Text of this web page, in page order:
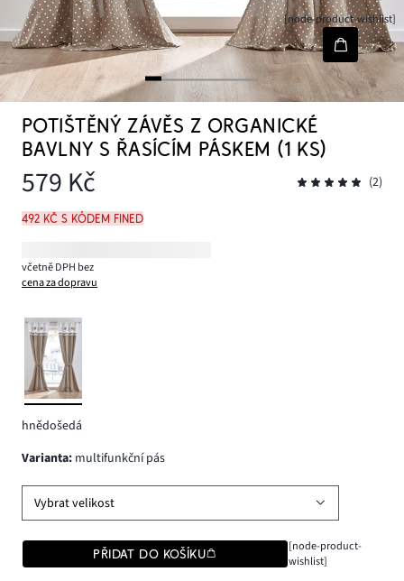
[node-product-wishlist]
POTIŠTĚNÝ ZÁVĚS Z ORGANICKÉ
BAVLNY S ŘASÍCÍM PÁSKEM (1 KS)
579 Kč (2)
492 Kč s kódem FINED
včetně DPH bez
cena za dopravu
hnědošedá
varianta: multifunkční pás
Vybrat velikost
PŘIDAT DO KOŠÍKU
[node-product-
wishlist]